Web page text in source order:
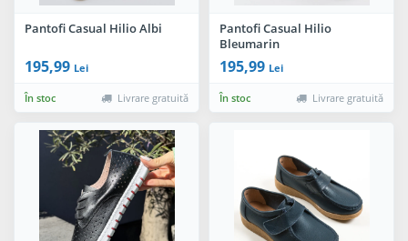
Pantofi Casual Hilio Albi
195,99 Lei
În stoc Livrare gratuită
Pantofi Casual Hilio
Bleumarin
195,99 Lei
În stoc Livrare gratuită